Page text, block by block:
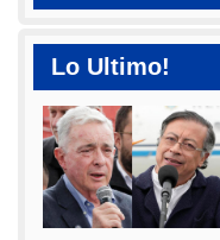
Lo Ultimo!